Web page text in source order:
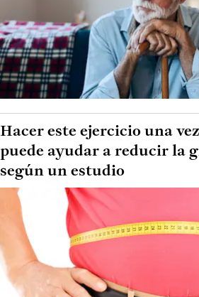
Hacer este ejercicio una
puede ayudar a reducir la
según un estudio